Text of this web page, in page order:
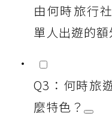
由何時旅行
單人出遊的額
Q3：何時旅
麼特色？